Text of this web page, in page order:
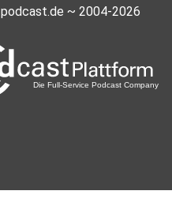
podcast.de ~ 2004-2026